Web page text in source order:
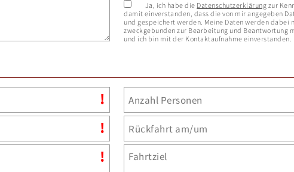
Ja, ich habe die Datenschutzerklärung zur
damit einverstanden, dass die von mir angegeben
und gespeichert werden. Meine Daten werden dabei
zweckgebunden zur Bearbeitung und Beantwortung
und ich bin mit der Kontaktaufnahme einverstanden.